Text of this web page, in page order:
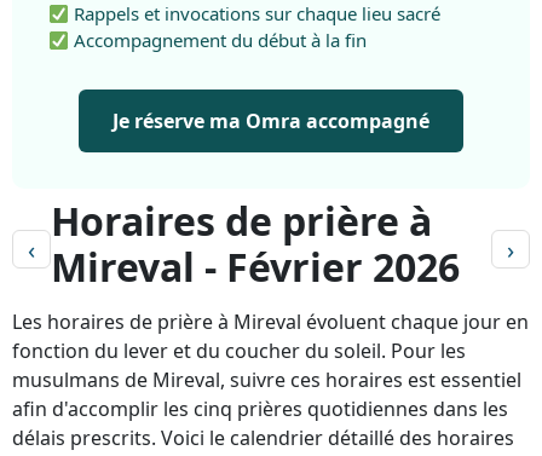
Rappels et invocations sur chaque lieu sacré
Accompagnement du début à la fin
Je réserve ma Omra accompagné
‹
Horaires de prière à
Mireval - Février 2026
›
Les horaires de prière à Mireval évoluent chaque jour en
fonction du lever et du coucher du soleil. Pour les
musulmans de Mireval, suivre ces horaires est essentiel
afin d'accomplir les cinq prières quotidiennes dans les
délais prescrits. Voici le calendrier détaillé des horaires